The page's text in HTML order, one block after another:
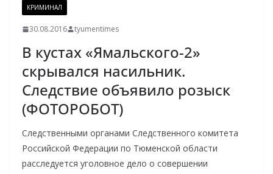
КРИМИНАЛ
30.08.2016 tyumentimes
В кустах «Ямальского-2»
скрывался насильник.
Следствие объявило розыск
(ФОТОРОБОТ)
Следственными органами Следственного комитета
Российской Федерации по Тюменской области
расследуется уголовное дело о совершении